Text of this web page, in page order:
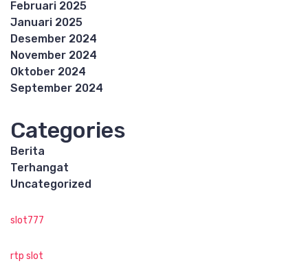
Februari 2025
Januari 2025
Desember 2024
November 2024
Oktober 2024
September 2024
Categories
Berita
Terhangat
Uncategorized
slot777
rtp slot